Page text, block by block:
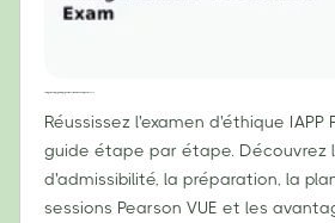
Réussissez l'examen d'éthique IAPP
guide étape par étape. Découvrez
d'admissibilité, la préparation, la
sessions Pearson VUE et les